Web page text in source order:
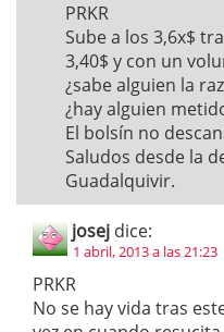
PRKR
Sube a los 3,6x$
3,40$ y con un
¿sabe alguien la
¿hay alguien
El bolsín no
Saludos desde la
Guadalquivir.
josej dice:
1 abril, 2013 a las 21:23
PRKR
No se hay vida tras